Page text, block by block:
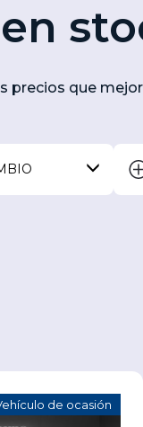
precios que
de ocasión